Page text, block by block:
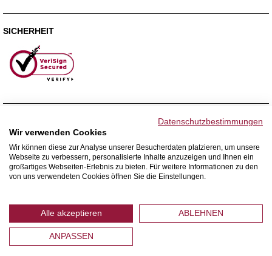
SICHERHEIT
WIR VERSENDEN MIT
Datenschutzbestimmungen
Wir verwenden Cookies
Wir können diese zur Analyse unserer Besucherdaten platzieren, um unsere
Webseite zu verbessern, personalisierte Inhalte anzuzeigen und Ihnen ein
großartiges Webseiten-Erlebnis zu bieten. Für weitere Informationen zu den
von uns verwendeten Cookies öffnen Sie die Einstellungen.
Alle akzeptieren ABLEHNEN
ANPASSEN